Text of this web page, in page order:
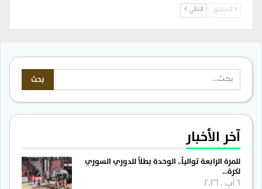
السابق التالي
آخر الأخبار
للمرة الرابعة توالياً.. الوحدة بطلاً للدوري السوري
لكرة…